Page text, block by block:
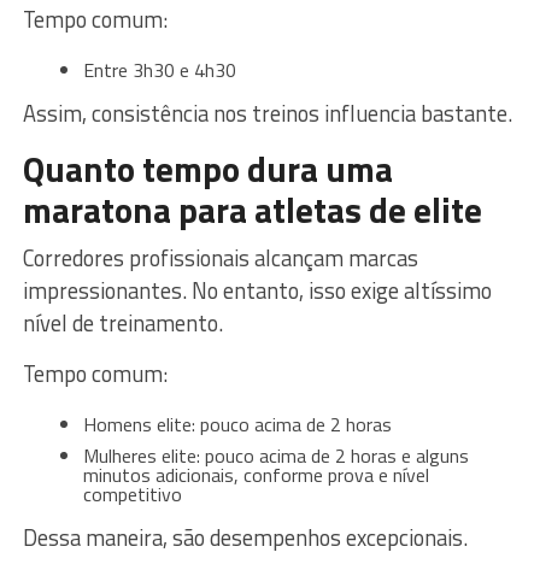
Tempo comum:
Entre 3h30 e 4h30
Assim, consistência nos treinos influencia bastante.
Quanto tempo dura uma
maratona para atletas de elite
Corredores profissionais alcançam marcas
impressionantes. No entanto, isso exige altíssimo
nível de treinamento.
Tempo comum:
Homens elite: pouco acima de 2 horas
Mulheres elite: pouco acima de 2 horas e alguns
minutos adicionais, conforme prova e nível
competitivo
Dessa maneira, são desempenhos excepcionais.